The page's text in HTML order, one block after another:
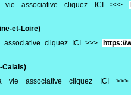
associative cliquez ICI >>>
et-Loire)
cliquez ICI >>>
https://
Calais)
vie associative cliquez ICI >>>